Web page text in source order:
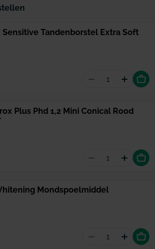
Sensitive Tandenborstel Extra Soft
Aantal
Plus Phd 1,2 Mini Conical Rood
Aantal
Mondspoelmiddel
Aantal